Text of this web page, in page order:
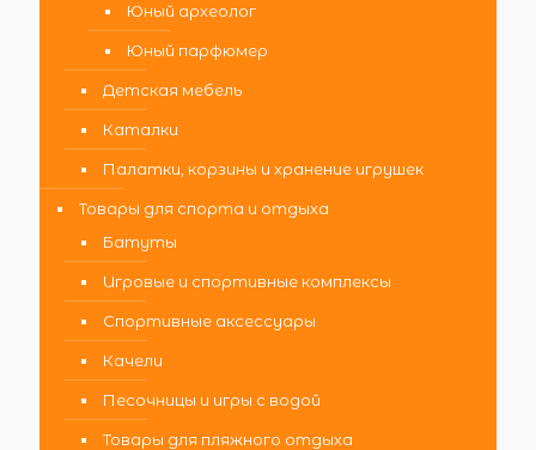
Юный археолог
Юный парфюмер
Детская мебель
Каталки
Палатки, корзины и хранение игрушек
Товары для спорта и отдыха
Батуты
Игровые и спортивные комплексы
Спортивные аксессуары
Качели
Песочницы и игры с водой
Товары для пляжного отдыха